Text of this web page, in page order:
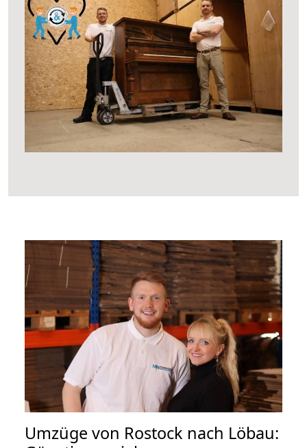
Umzüge von Rostock nach Löbau: